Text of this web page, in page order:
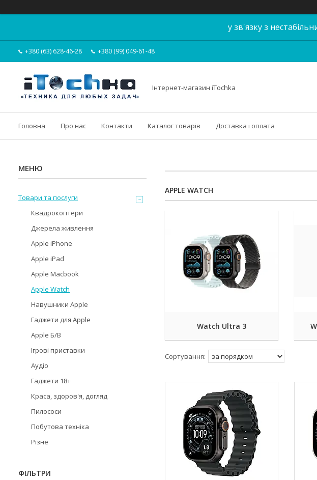
у зв'язку з
+380 (63) 628-46-28 +380 (99) 049-61-48
Інтернет-магазин iTochka
Головна Про нас Контакти Каталог товарів Доставка і оплата
APPLE WATCH
Watch Ultra 3
Товари та послуги
Квадрокоптери
Джерела живлення
Apple iPhone
Apple iPad
Apple Macbook
Apple Watch
Навушники Apple
Гаджети для Apple
Apple Б/В
Ігрові приставки
Аудіо
Гаджети 18+
Краса, здоров'я, догляд
Пилососи
Побутова техніка
Різне
ФІЛЬТРИ